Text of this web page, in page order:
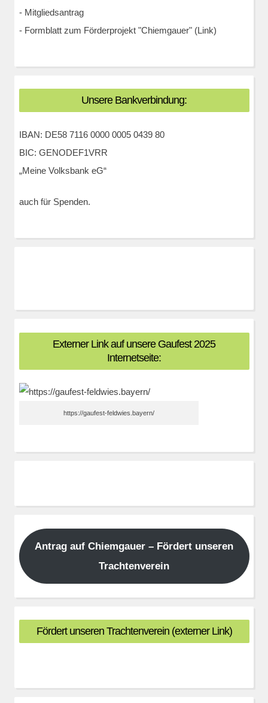
- Mitgliedsantrag
- Formblatt zum Förderprojekt "Chiemgauer" (Link)
Unsere Bankverbindung:
IBAN: DE58 7116 0000 0005 0439 80
BIC: GENODEF1VRR
„Meine Volksbank eG“
auch für Spenden.
Externer Link auf unsere Gaufest 2025
Internetseite:
https://gaufest-feldwies.bayern/
Antrag auf Chiemgauer – Fördert unseren
Trachtenverein
Fördert unseren Trachtenverein (externer Link)